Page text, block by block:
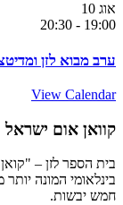
אוג 10
19:00
-
20:30
ערב מבוא לזן
View Calendar
קוואן אום ישראל
בינלאומי המונה
חמש יבשות.